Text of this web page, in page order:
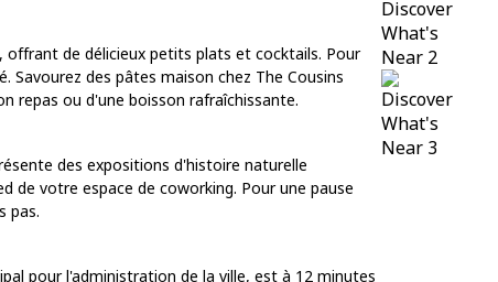
offrant de délicieux petits plats et cocktails. Pour
des pâtes maison chez The Cousins
repas ou d'une boisson rafraîchissante.
des expositions d'histoire naturelle
de votre espace de coworking. Pour une pause
pas.
pour l'administration de la ville, est à 12 minutes